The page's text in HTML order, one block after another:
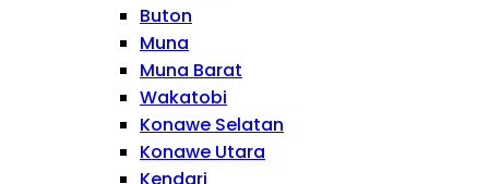
Buton
Muna
Muna Barat
Wakatobi
Konawe Selatan
Konawe Utara
Kendari